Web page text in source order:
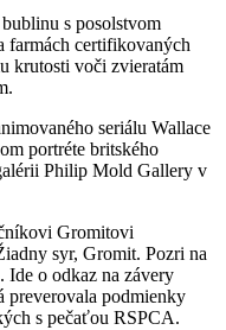
s posolstvom
farmách certifikovaných
krutosti voči zvieratám
seriálu Wallace
portréte britského
Philip Mold Gallery v
Gromitovi
syr, Gromit. Pozri na
o odkaz na závery
preverovala podmienky
s pečaťou RSPCA.